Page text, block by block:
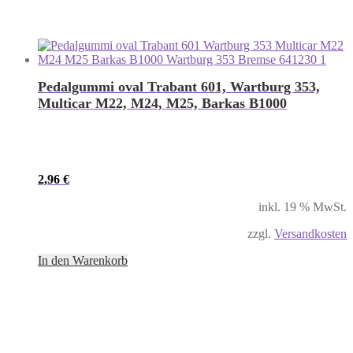
Pedalgummi oval Trabant 601, Wartburg 353,
Multicar M22, M24, M25, Barkas B1000
2,96 €
inkl. 19 % MwSt.
zzgl. Versandkosten
In den Warenkorb